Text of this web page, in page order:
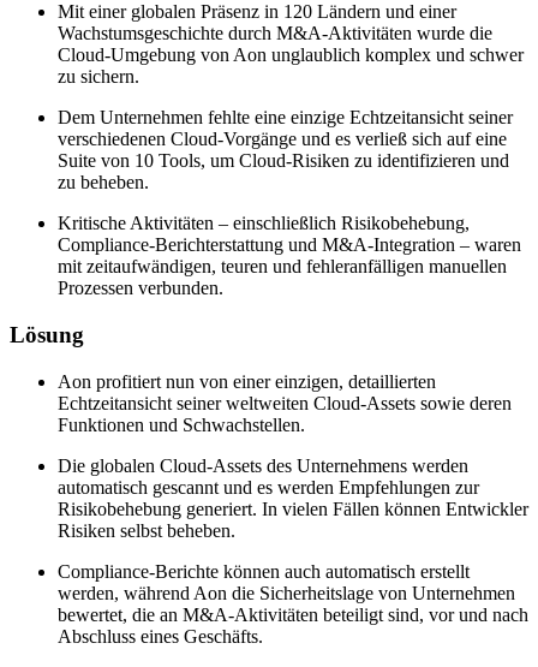
Mit einer globalen Präsenz in 120 Ländern und einer
Wachstumsgeschichte durch M&A-Aktivitäten wurde die
Cloud-Umgebung von Aon unglaublich komplex und schwer
zu sichern.
Dem Unternehmen fehlte eine einzige Echtzeitansicht seiner
verschiedenen Cloud-Vorgänge und es verließ sich auf eine
Suite von 10 Tools, um Cloud-Risiken zu identifizieren und
zu beheben.
Kritische Aktivitäten – einschließlich Risikobehebung,
Compliance-Berichterstattung und M&A-Integration – waren
mit zeitaufwändigen, teuren und fehleranfälligen manuellen
Prozessen verbunden.
Lösung
Aon profitiert nun von einer einzigen, detaillierten
Echtzeitansicht seiner weltweiten Cloud-Assets sowie deren
Funktionen und Schwachstellen.
Die globalen Cloud-Assets des Unternehmens werden
automatisch gescannt und es werden Empfehlungen zur
Risikobehebung generiert. In vielen Fällen können Entwickler
Risiken selbst beheben.
Compliance-Berichte können auch automatisch erstellt
werden, während Aon die Sicherheitslage von Unternehmen
bewertet, die an M&A-Aktivitäten beteiligt sind, vor und nach
Abschluss eines Geschäfts.